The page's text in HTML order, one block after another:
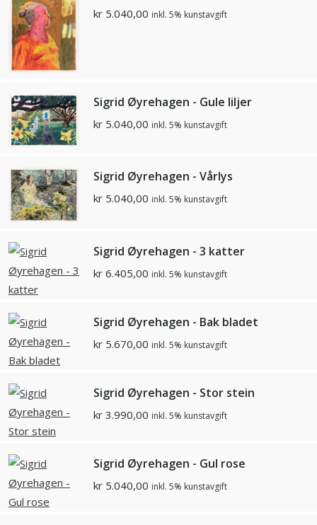
kr 5.040,00 inkl. 5% kunstavgift
Sigrid Øyrehagen - Gule liljer
kr 5.040,00 inkl. 5% kunstavgift
Sigrid Øyrehagen - Vårlys
kr 5.040,00 inkl. 5% kunstavgift
Sigrid Øyrehagen - 3 katter
kr 6.405,00 inkl. 5% kunstavgift
Sigrid Øyrehagen - Bak bladet
kr 5.670,00 inkl. 5% kunstavgift
Sigrid Øyrehagen - Stor stein
kr 3.990,00 inkl. 5% kunstavgift
Sigrid Øyrehagen - Gul rose
kr 5.040,00 inkl. 5% kunstavgift